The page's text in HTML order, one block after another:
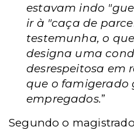
estavam indo
ir à "caça de
testemunha, o
designa uma
desrespeitosa em
que o famigerado
empregados.”
Segundo o